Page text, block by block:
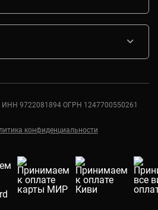
Bosch
9722081894 ОГРН 1247700550261
конфиденциальности